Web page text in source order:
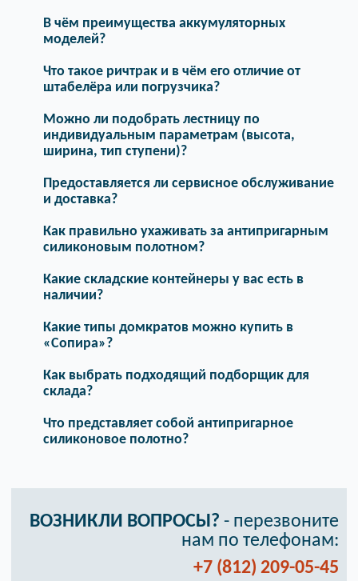
В чём преимущества аккумуляторных
моделей?
Что такое ричтрак и в чём его отличие от
штабелёра или погрузчика?
Можно ли подобрать лестницу по
индивидуальным параметрам (высота,
ширина, тип ступени)?
Предоставляется ли сервисное обслуживание
и доставка?
Как правильно ухаживать за антипригарным
силиконовым полотном?
Какие складские контейнеры у вас есть в
наличии?
Какие типы домкратов можно купить в
«Сопира»?
Как выбрать подходящий подборщик для
склада?
Что представляет собой антипригарное
силиконовое полотно?
ВОЗНИКЛИ ВОПРОСЫ? - перезвоните
нам по телефонам:
+7 (812) 209-05-45